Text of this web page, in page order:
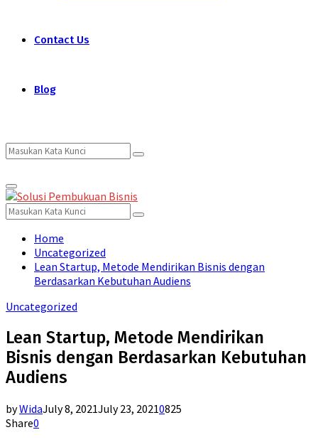
Contact Us
Blog
Search
for:
Search
Primary
Menu
Search
for:
Search
Home
Uncategorized
Lean Startup, Metode Mendirikan Bisnis dengan
Berdasarkan Kebutuhan Audiens
Uncategorized
Lean Startup, Metode Mendirikan
Bisnis dengan Berdasarkan Kebutuhan
Audiens
byWidaJuly 8, 2021July 23, 20210825
Share0